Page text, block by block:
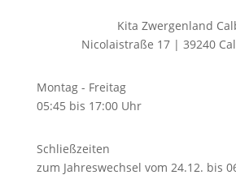
Kita Zwergenland
Nicolaistraße 17 | 39240
Montag - Freitag
05:45 bis 17:00 Uhr
Schließzeiten
zum Jahreswechsel vom 24.12. bis